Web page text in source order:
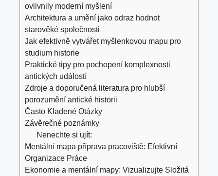
ovlivnily moderní myšlení
Architektura a umění jako odraz hodnot
starověké společnosti
Jak efektivně vytvářet myšlenkovou ⁤mapu pro
studium historie
Praktické​ tipy pro pochopení komplexnosti
antických událostí
Zdroje a doporučená⁢ literatura ‌pro hlubší​
porozumění antické‍ historii
Často ⁤Kladené Otázky
Závěrečné poznámky
Nenechte si ujít:
Mentální mapa příprava pracoviště: Efektivní
Organizace Práce
Ekonomie a mentální mapy: Vizualizujte Složitá